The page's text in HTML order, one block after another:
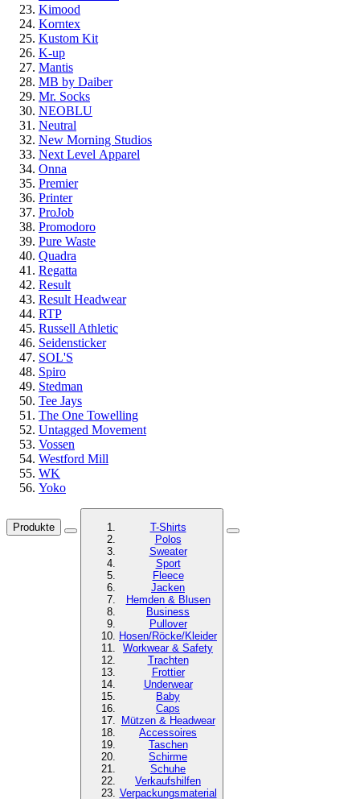
Kimood
Korntex
Kustom Kit
K-up
Mantis
MB by Daiber
Mr. Socks
NEOBLU
Neutral
New Morning Studios
Next Level Apparel
Onna
Premier
Printer
ProJob
Promodoro
Pure Waste
Quadra
Regatta
Result
Result Headwear
RTP
Russell Athletic
Seidensticker
SOL'S
Spiro
Stedman
Tee Jays
The One Towelling
Untagged Movement
Vossen
Westford Mill
WK
Yoko
Produkte
T-Shirts
Polos
Sweater
Sport
Fleece
Jacken
Hemden & Blusen
Business
Pullover
Hosen/Röcke/Kleider
Workwear & Safety
Trachten
Frottier
Underwear
Baby
Caps
Mützen & Headwear
Accessoires
Taschen
Schirme
Schuhe
Verkaufshilfen
Verpackungsmaterial